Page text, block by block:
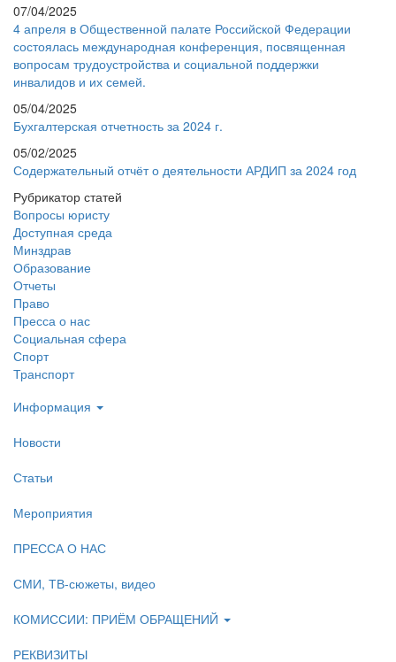
07/04/2025
4 апреля в Общественной палате Российской Федерации
состоялась международная конференция, посвященная
вопросам трудоустройства и социальной поддержки
инвалидов и их семей.
05/04/2025
Бухгалтерская отчетность за 2024 г.
05/02/2025
Содержательный отчёт о деятельности АРДИП за 2024 год
Рубрикатор статей
Вопросы юристу
Доступная среда
Минздрав
Образование
Отчеты
Право
Пресса о нас
Социальная сфера
Спорт
Транспорт
Информация
Новости
Статьи
Мероприятия
ПРЕССА О НАС
СМИ, ТВ-сюжеты, видео
КОМИССИИ: ПРИЁМ ОБРАЩЕНИЙ
РЕКВИЗИТЫ